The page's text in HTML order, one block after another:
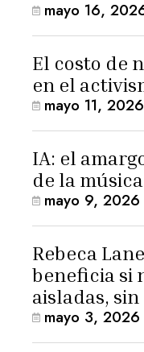
mayo 16,
El costo de
en el
mayo 11, 2026
IA: el
de la música
mayo 9, 2026
Rebeca
beneficia si
aisladas,
para la
mayo 3, 2026